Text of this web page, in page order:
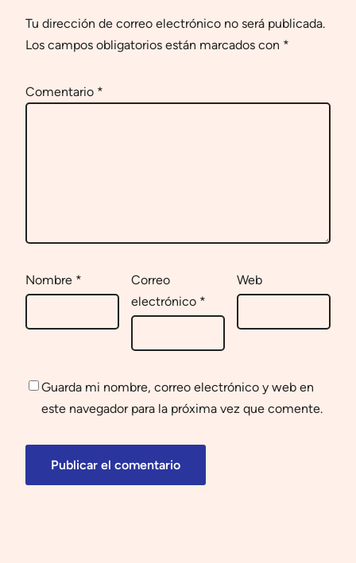
Tu dirección de correo electrónico no será publicada.
Los campos obligatorios están marcados con *
Comentario *
Nombre *
Correo
electrónico *
Web
Guarda mi nombre, correo electrónico y web en
este navegador para la próxima vez que comente.